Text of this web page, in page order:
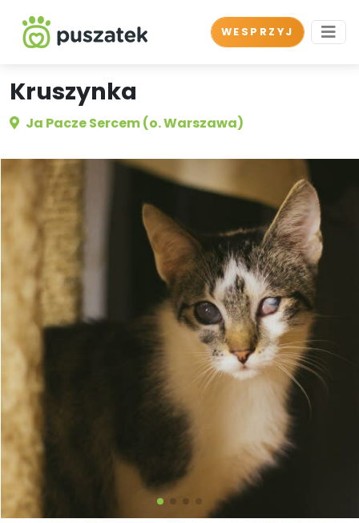
WESPRZYJ
Kruszynka
Ja Pacze Sercem (o. Warszawa)